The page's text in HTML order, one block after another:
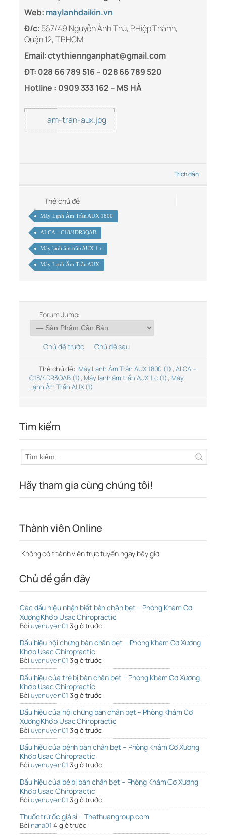
Web: maylanhdaikin.vn
Đ/c: 567/49 Nguyễn Ảnh Thủ, P.Hiệp Thành,
Quận 12, TP.HCM
Email: ctythiennganphat@gmail.com
ĐT: 028 66 789 516 – 028 66 789 520
Hotline : 0909 333 162 – MS HÀ
am-tran-aux.jpg
Trích dẫn
Thẻ chủ đề
Máy Lạnh Âm Trần AUX 1800
ALCA – C18/4DR3QAB
Máy lạnh âm trần AUX 1 c
Máy Lạnh Âm Trần AUX
Forum Jump:
Chủ đề trước Chủ đề sau
Thẻ chủ đề: Máy Lạnh Âm Trần AUX 1800 (1) , ALCA –
C18/4DR3QAB (1), Máy lạnh âm trần AUX 1 c (1), Máy
Lạnh Âm Trần AUX (1)
Tìm kiếm
Hãy tham gia cùng chúng tôi!
Thành viên Online
Không có thành viên trực tuyến ngay bây giờ
Chủ đề gần đây
Các dấu hiệu nhận biết bàn chân bẹt – Phòng Khám Cơ
Xương Khớp Usac Chiropractic
Bởi uyenuyen01 3 giờ trước
Dấu hiệu hội chứng bàn chân bẹt – Phòng Khám Cơ Xương
Khớp Usac Chiropractic
Bởi uyenuyen01 3 giờ trước
Dấu hiệu của trẻ bị bàn chân bẹt – Phòng Khám Cơ Xương
Khớp Usac Chiropractic
Bởi uyenuyen01 3 giờ trước
Dấu hiệu của hội chứng bàn chân bẹt – Phòng Khám Cơ
Xương Khớp Usac Chiropractic
Bởi uyenuyen01 3 giờ trước
Dấu hiệu của bệnh bàn chân bẹt – Phòng Khám Cơ Xương
Khớp Usac Chiropractic
Bởi uyenuyen01 3 giờ trước
Dấu hiệu của bé bị bàn chân bẹt – Phòng Khám Cơ Xương
Khớp Usac Chiropractic
Bởi uyenuyen01 3 giờ trước
Thuốc trừ ốc giá sỉ – Thethuangroup.com
Bởi nana01 4 giờ trước